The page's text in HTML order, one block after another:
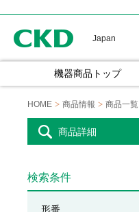
Japan
機器商品トップ
HOME 商品情報 商品一覧
商品詳細
検索条件
形番